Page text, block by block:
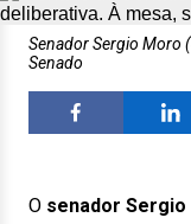
Senador Sergio Moro
Senado
O senador Sergio